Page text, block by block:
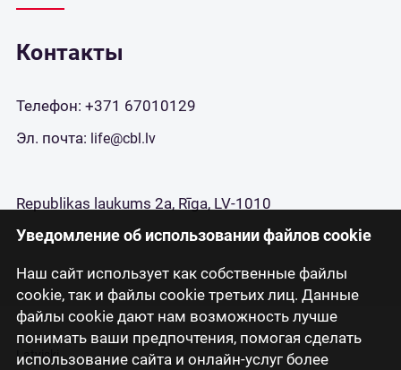
Уведомление об использовании файлов cookie
Наш сайт использует как собственные файлы
cookie, так и файлы cookie третьих лиц. Данные
файлы cookie дают нам возможность лучше
понимать ваши предпочтения, помогая сделать
использование сайта и онлайн-услуг более
Контакты
Телефон: +371 67010129
Эл. почта: life@cbl.lv
Republikas laukums 2a, Rīga, LV-1010
Latviski